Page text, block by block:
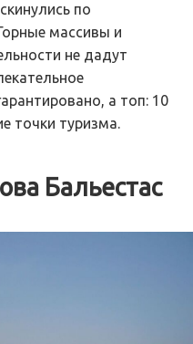
по
массивы и
не дадут
а топ: 10
точки туризма.
Бальестас